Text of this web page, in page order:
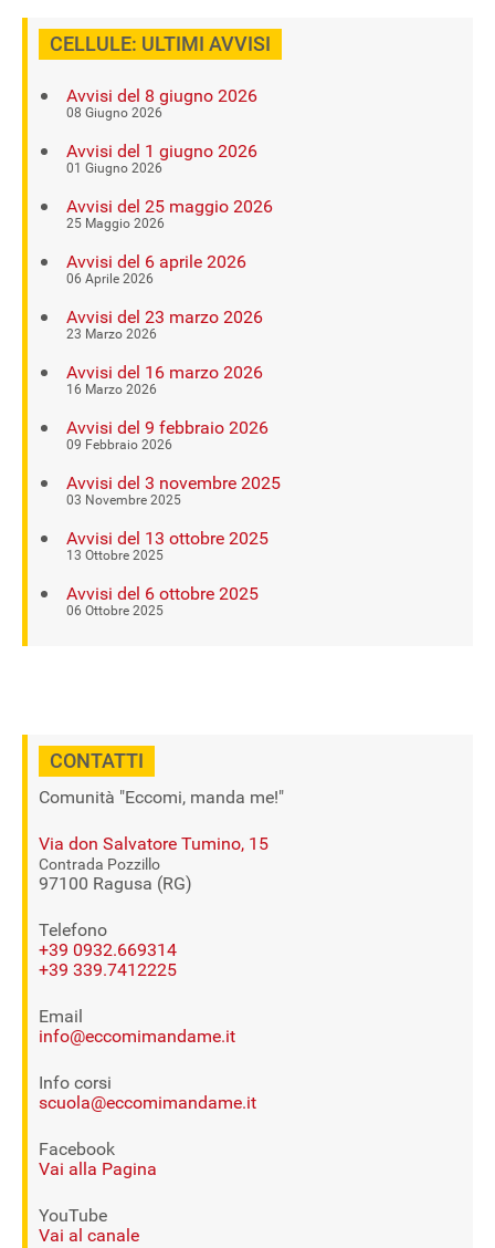
CELLULE: ULTIMI AVVISI
Avvisi del 8 giugno 2026
08 Giugno 2026
Avvisi del 1 giugno 2026
01 Giugno 2026
Avvisi del 25 maggio 2026
25 Maggio 2026
Avvisi del 6 aprile 2026
06 Aprile 2026
Avvisi del 23 marzo 2026
23 Marzo 2026
Avvisi del 16 marzo 2026
16 Marzo 2026
Avvisi del 9 febbraio 2026
09 Febbraio 2026
Avvisi del 3 novembre 2025
03 Novembre 2025
Avvisi del 13 ottobre 2025
13 Ottobre 2025
Avvisi del 6 ottobre 2025
06 Ottobre 2025
CONTATTI
Comunità "Eccomi, manda me!"
Via don Salvatore Tumino, 15
Contrada Pozzillo
97100 Ragusa (RG)
Telefono
+39 0932.669314
+39 339.7412225
Email
info@eccomimandame.it
Info corsi
scuola@eccomimandame.it
Facebook
Vai alla Pagina
YouTube
Vai al canale